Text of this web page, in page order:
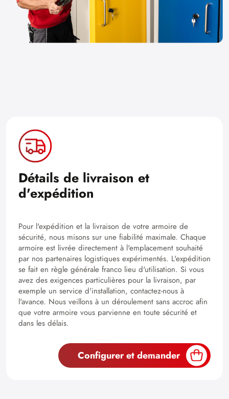
Détails de livraison et
d'expédition
Pour l'expédition et la livraison de votre armoire de
sécurité, nous misons sur une fiabilité maximale. Chaque
armoire est livrée directement à l'emplacement souhaité
par nos partenaires logistiques expérimentés. L'expédition
se fait en règle générale franco lieu d'utilisation. Si vous
avez des exigences particulières pour la livraison, par
exemple un service d'installation, contactez-nous à
l'avance. Nous veillons à un déroulement sans accroc afin
que votre armoire vous parvienne en toute sécurité et
dans les délais.
Configurer et demander